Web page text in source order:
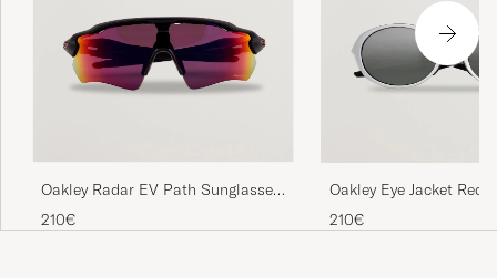
Oakley Radar EV Path Sunglasses
Matte Black
210€
Oakley Eye Jacket
Sunglasses Silver
210€